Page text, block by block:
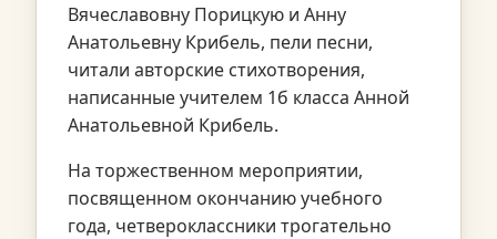
Вячеславовну Порицкую и Анну
Анатольевну Крибель, пели песни,
читали авторские стихотворения,
написанные учителем 1б класса Анной
Анатольевной Крибель.
На торжественном мероприятии,
посвященном окончанию учебного
года, четвероклассники трогательно